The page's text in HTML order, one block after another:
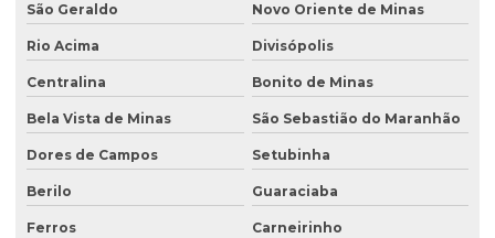
São Geraldo Novo Oriente de Minas
Rio Acima Divisópolis
Centralina Bonito de Minas
Bela Vista de Minas São Sebastião do Maranhão
Dores de Campos Setubinha
Berilo Guaraciaba
Ferros Carneirinho